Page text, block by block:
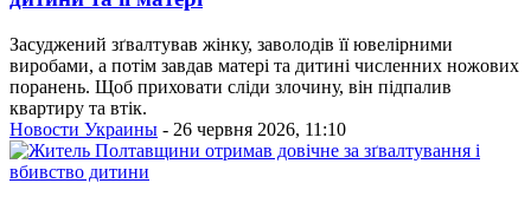
Засуджений зґвалтував жінку, заволодів її ювелірними
виробами, а потім завдав матері та дитині численних ножових
поранень. Щоб приховати сліди злочину, він підпалив
квартиру та втік.
Новости Украины - 26 червня 2026, 11:10